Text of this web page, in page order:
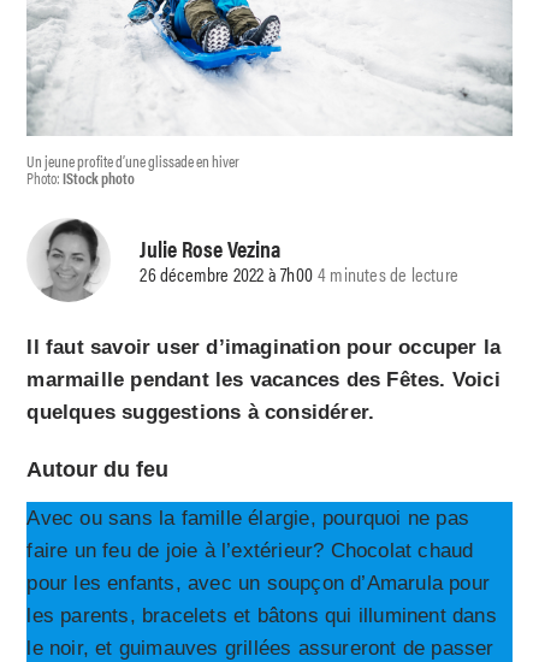
Un jeune profite d’une glissade en hiver
Photo:IStock photo
Julie Rose Vezina
26 décembre 2022 à 7h004 minutes de lecture
Il faut savoir user d’imagination pour occuper la
marmaille pendant les vacances des Fêtes. Voici
quelques suggestions à considérer.
Autour du feu
Avec ou sans la famille élargie, pourquoi ne pas
faire un feu de joie à l’extérieur? Chocolat chaud
pour les enfants, avec un soupçon d’Amarula pour
les parents, bracelets et bâtons qui illuminent dans
le noir, et guimauves grillées assureront de passer